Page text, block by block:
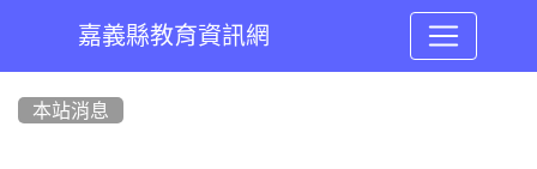
嘉義縣教育資訊網
本站消息